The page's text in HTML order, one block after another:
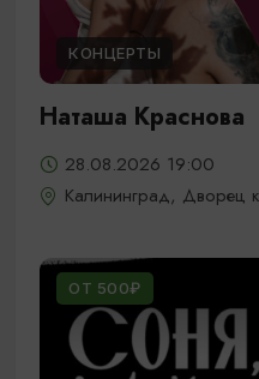
КОНЦЕРТЫ
Наташа Краснова
28.08.2026 19:00
Калининград, Дворец
ОТ 500₽